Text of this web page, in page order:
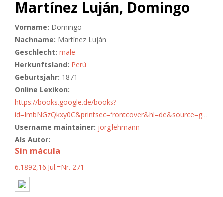
Martínez Luján, Domingo
Vorname: Domingo
Nachname: Martínez Luján
Geschlecht: male
Herkunftsland: Perú
Geburtsjahr: 1871
Online Lexikon:
https://books.google.de/books?
id=ImbNGzQkxy0C&printsec=frontcover&hl=de&source=g…
Username maintainer: jörg.lehmann
Als Autor:
Sin mácula
6.1892,16.Jul.=Nr. 271